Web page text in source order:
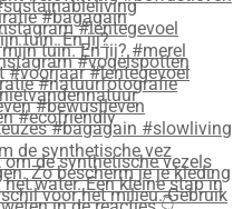
tuin. En jij?
de synthetische vez